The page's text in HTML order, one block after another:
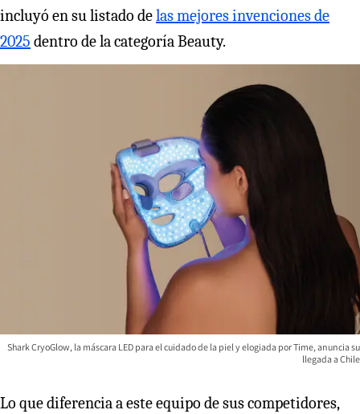
incluyó en su listado delas mejores invenciones de
2025 dentro de la categoría Beauty.
Shark CryoGlow, la máscara LED para el cuidado de la piel y elogiada por Time, anuncia su
llegada a Chile
Lo que diferencia a este equipo de sus competidores,